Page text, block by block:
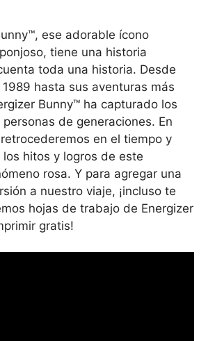
ese adorable ícono
tiene una historia
toda una historia. Desde
hasta sus aventuras más
Bunny™ ha capturado los
de generaciones. En
en el tiempo y
los hitos y logros de este
rosa. Y para agregar una
a nuestro viaje, ¡incluso te
hojas de trabajo de Energizer
gratis!